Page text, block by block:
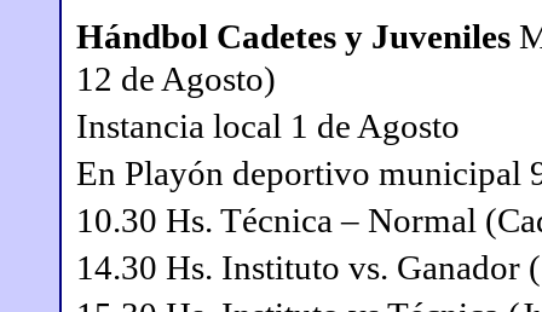
Hándbol Cadetes y Juveniles
12 de Agosto)
Instancia local 1 de Agosto
En Playón deportivo municipal
10.30 Hs. Técnica – Normal
14.30 Hs. Instituto vs. Ganador